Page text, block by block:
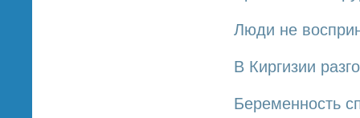
Люди не
В Киргизии
Беременность